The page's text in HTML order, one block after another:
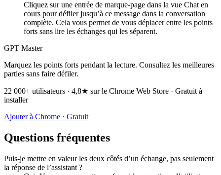
Cliquez sur une entrée de marque-page dans la vue Chat en
cours pour défiler jusqu’à ce message dans la conversation
complète. Cela vous permet de vous déplacer entre les points
forts sans lire les échanges qui les séparent.
GPT Master
Marquez les points forts pendant la lecture. Consultez les meilleures
parties sans faire défiler.
22 000+ utilisateurs · 4,8★ sur le Chrome Web Store · Gratuit à
installer
Ajouter à Chrome · Gratuit
Questions fréquentes
Puis-je mettre en valeur les deux côtés d’un échange, pas seulement
la réponse de l’assistant ?